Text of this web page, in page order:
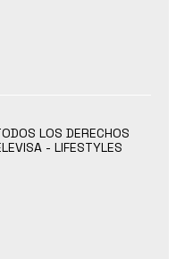
LOS DERECHOS
- LIFESTYLES